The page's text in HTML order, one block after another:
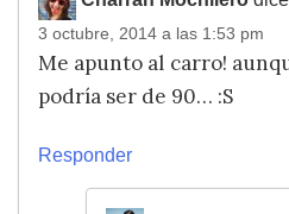
3 octubre, 2014 a las 1:53 pm
Me apunto al carro!
podría ser de 90… :S
Responder